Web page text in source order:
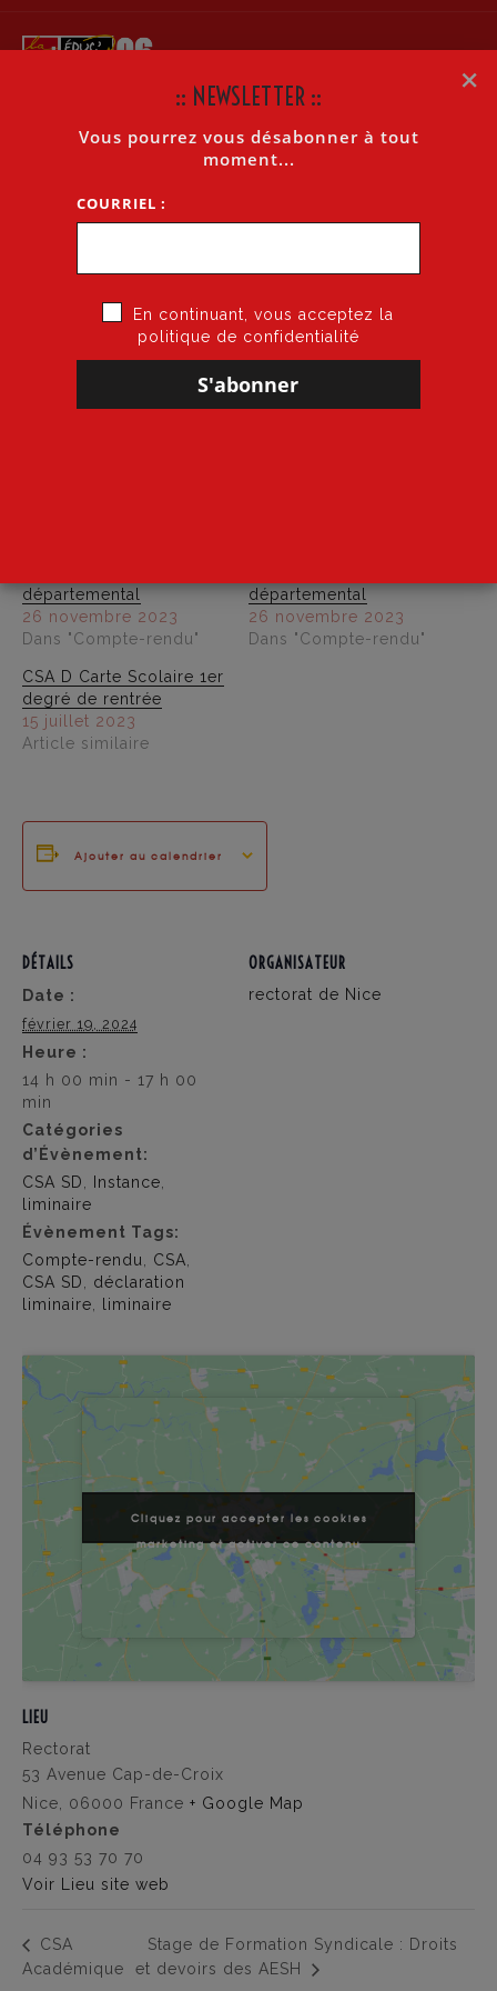
CSA Spécial départemental
février 19, 2024 @ 14 h 00 min-17 h 00 min
CSA SD
départemental
26 novembre 2023
Dans "Compte-rendu"
départemental
26 novembre 2023
Dans "Compte-rendu"
CSA D Carte Scolaire 1er
degré de rentrée
15 juillet 2023
Article similaire
Ajouter au calendrier
DÉTAILS
Date :
février 19, 2024
Heure :
14 h 00 min - 17 h 00
min
Catégories
d’Évènement:
CSA SD
Instance
liminaire
Évènement Tags:
Compte-rendu
CSA
CSA SD
déclaration
liminaire
liminaire
ORGANISATEUR
rectorat de Nice
LIEU
Rectorat
53 Avenue Cap-de-Croix
Nice
06000 France + Google Map
Téléphone
04 93 53 70 70
Voir Lieu site web
Cliquez pour accepter les cookies
marketing et activer ce contenu
Cliquez pour accepter les cookies
marketing et activer ce contenu
CSA
Académique
Stage de Formation Syndicale : Droits
et devoirs des AESH
×
:: NEWSLETTER ::
Vous pourrez vous désabonner à tout
moment...
COURRIEL :
En continuant, vous acceptez la
politique de confidentialité